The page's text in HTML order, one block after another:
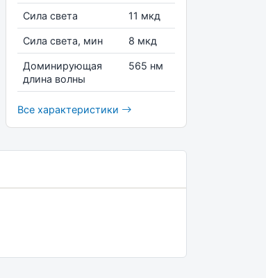
Сила света 11 мкд
Сила света, мин 8 мкд
Доминирующая
длина волны
565 нм
Все характеристики